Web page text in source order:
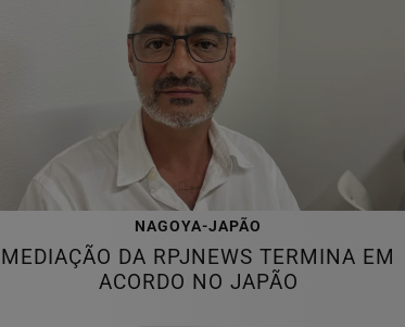
NAGOYA-JAPÃO
MEDIAÇÃO DA RPJNEWS TERMINA EM
ACORDO NO JAPÃO